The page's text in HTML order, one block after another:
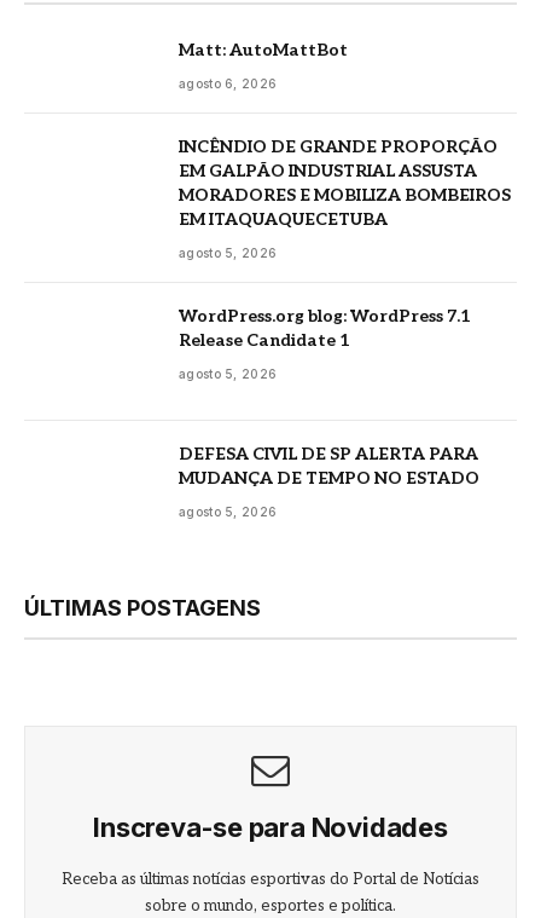
Matt: AutoMattBot
agosto 6, 2026
INCÊNDIO DE GRANDE PROPORÇÃO
EM GALPÃO INDUSTRIAL ASSUSTA
MORADORES E MOBILIZA BOMBEIROS
EM ITAQUAQUECETUBA
agosto 5, 2026
WordPress.org blog: WordPress 7.1
Release Candidate 1
agosto 5, 2026
DEFESA CIVIL DE SP ALERTA PARA
MUDANÇA DE TEMPO NO ESTADO
agosto 5, 2026
ÚLTIMAS POSTAGENS
Inscreva-se para Novidades
Receba as últimas notícias esportivas do Portal de Notícias
sobre o mundo, esportes e política.